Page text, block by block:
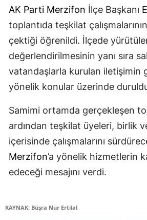
AK Parti Merzifon İlçe Başkanı
toplantıda teşkilat
çektiği öğrenildi. İlçede
değerlendirilmesinin yanı sıra
vatandaşlarla kurulan iletişimin
yönelik konular üzerinde
Samimi ortamda gerçekleşen
ardından teşkilat üyeleri, birlik
içerisinde çalışmalarını
Merzifon’a yönelik hizmetlerin
edeceği mesajını verdi.
KAYNAK: Büşra Nur Ertilal